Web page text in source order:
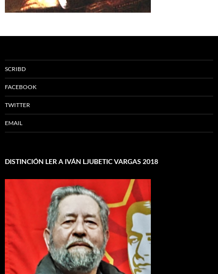
SCRIBD
FACEBOOK
TWITTER
EMAIL
DISTINCIÓN LER A IVÁN LJUBETIC VARGAS 2018